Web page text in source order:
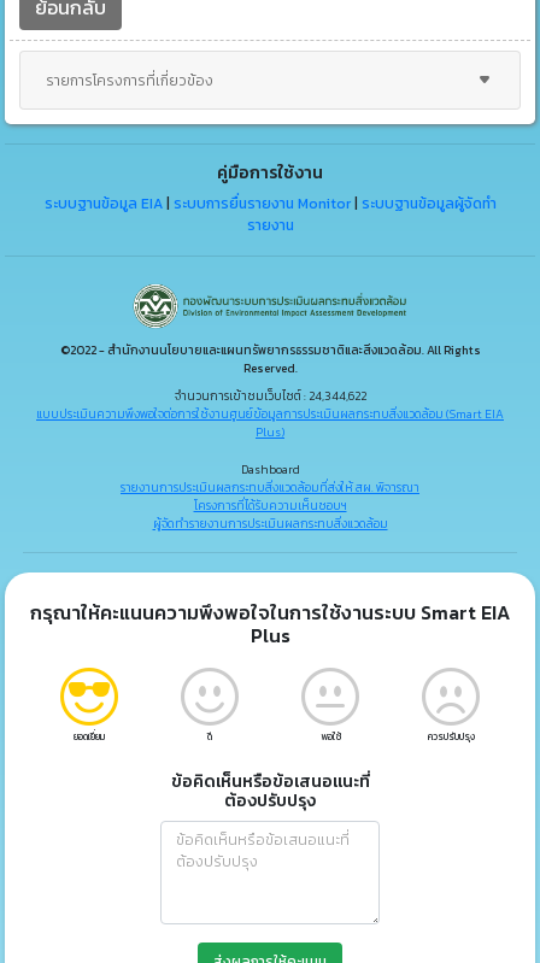
ย้อนกลับ
รายการโครงการที่เกี่ยวข้อง
คู่มือการใช้งาน
ระบบฐานข้อมูล EIA| ระบบการยื่นรายงาน Monitor| ระบบฐานข้อมูลผู้จัดทำ
รายงาน
©2022 - สำนักงานนโยบายและแผนทรัพยากรธรรมชาติและสิ่งแวดล้อม. All Rights
Reserved.
จำนวนการเข้าชมเว็บไซต์ : 24,344,622
แบบประเมินความพึงพอใจต่อการใช้งานศูนย์ข้อมูลการประเมินผลกระทบสิ่งแวดล้อม (Smart EIA
Plus)
Dashboard
รายงานการประเมินผลกระทบสิ่งแวดล้อมที่ส่งให้ สผ. พิจารณา
โครงการที่ได้รับความเห็นชอบฯ
ผู้จัดทำรายงานการประเมินผลกระทบสิ่งแวดล้อม
กรุณาให้คะแนนความพึงพอใจในการใช้งานระบบ Smart EIA
Plus
ยอดเยี่ยม ดี พอใช้ ควรปรับปรุง
ข้อคิดเห็นหรือข้อเสนอแนะที่
ต้องปรับปรุง